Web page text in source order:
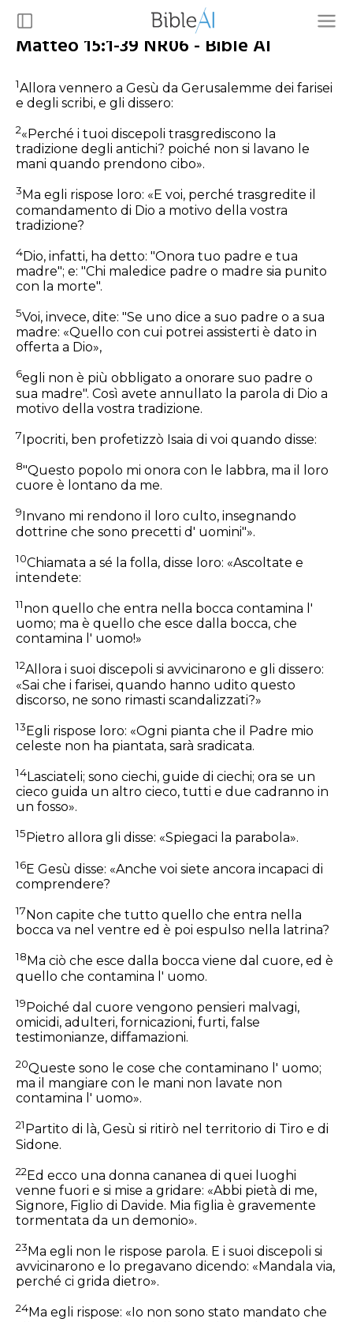
Matteo 15:1-39 NR06 - Bible AI
1Allora vennero a Gesù da Gerusalemme dei farisei
e degli scribi, e gli dissero:
2«Perché i tuoi discepoli trasgrediscono la
tradizione degli antichi? poiché non si lavano le
mani quando prendono cibo».
3 Ma egli rispose loro: «E voi, perché trasgredite il
comandamento di Dio a motivo della vostra
tradizione?
4Dio, infatti, ha detto: "Onora tuo padre e tua
madre"; e: "Chi maledice padre o madre sia punito
con la morte".
5Voi, invece, dite: "Se uno dice a suo padre o a sua
madre: «Quello con cui potrei assisterti è dato in
offerta a Dio»,
6egli non è più obbligato a onorare suo padre o
sua madre". Così avete annullato la parola di Dio a
motivo della vostra tradizione.
7Ipocriti, ben profetizzò Isaia di voi quando disse:
8"Questo popolo mi onora con le labbra, ma il loro
cuore è lontano da me.
9 Invano mi rendono il loro culto, insegnando
dottrine che sono precetti d' uomini"».
10Chiamata a sé la folla, disse loro: «Ascoltate e
intendete:
11non quello che entra nella bocca contamina l'
uomo; ma è quello che esce dalla bocca, che
contamina l' uomo!»
12Allora i suoi discepoli si avvicinarono e gli dissero:
«Sai che i farisei, quando hanno udito questo
discorso, ne sono rimasti scandalizzati?»
13Egli rispose loro: «Ogni pianta che il Padre mio
celeste non ha piantata, sarà sradicata.
14Lasciateli; sono ciechi, guide di ciechi; ora se un
cieco guida un altro cieco, tutti e due cadranno in
un fosso».
15 Pietro allora gli disse: «Spiegaci la parabola».
16E Gesù disse: «Anche voi siete ancora incapaci di
comprendere?
17 Non capite che tutto quello che entra nella
bocca va nel ventre ed è poi espulso nella latrina?
18 Ma ciò che esce dalla bocca viene dal cuore, ed è
quello che contamina l' uomo.
19Poiché dal cuore vengono pensieri malvagi,
omicidi, adulteri, fornicazioni, furti, false
testimonianze, diffamazioni.
20Queste sono le cose che contaminano l' uomo;
ma il mangiare con le mani non lavate non
contamina l' uomo».
21 Partito di là, Gesù si ritirò nel territorio di Tiro e di
Sidone.
22Ed ecco una donna cananea di quei luoghi
venne fuori e si mise a gridare: «Abbi pietà di me,
Signore, Figlio di Davide. Mia figlia è gravemente
tormentata da un demonio».
23 Ma egli non le rispose parola. E i suoi discepoli si
avvicinarono e lo pregavano dicendo: «Mandala via,
perché ci grida dietro».
24Ma egli rispose: «Io non sono stato mandato che